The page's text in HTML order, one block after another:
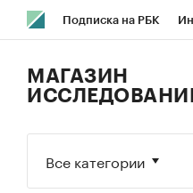
Подписка на РБК
Исследования
МАГАЗИН
Все категории